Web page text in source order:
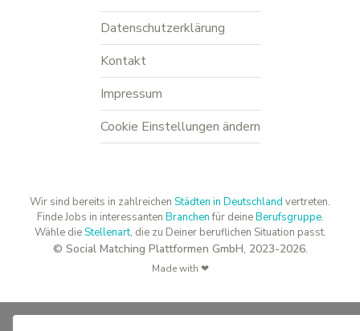
Datenschutzerklärung
Kontakt
Impressum
Cookie Einstellungen ändern
Wir sind bereits in zahlreichen Städten in Deutschland vertreten.
Finde Jobs in interessanten Branchenfür deineBerufsgruppe.
Wähle dieStellenart, die zu Deiner beruflichen Situation passt.
© Social Matching Plattformen GmbH, 2023-2026.
Made with ❤